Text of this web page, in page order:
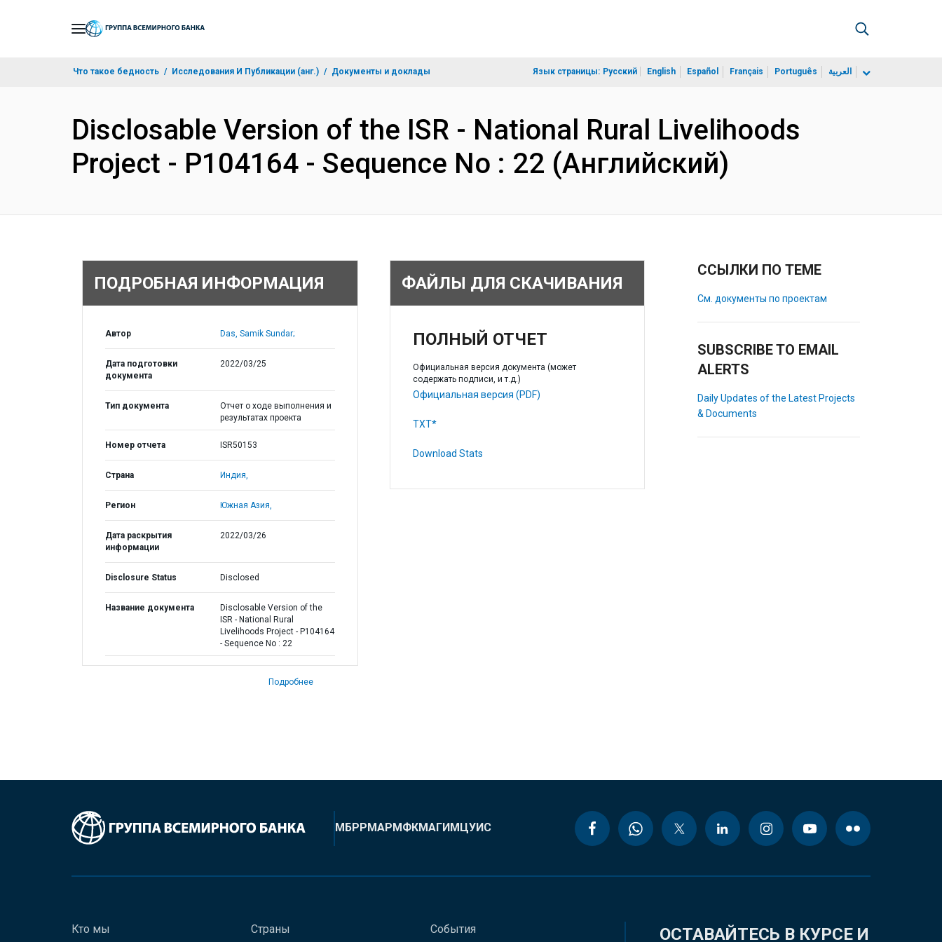
Что такое бедность Исследования И Публикации (анг.) Документы и доклады Язык страницы: Русский English Español Français Português العربية
Disclosable Version of the ISR - National Rural Livelihoods
Project - P104164 - Sequence No : 22 (Английский)
ПОДРОБНАЯ ИНФОРМАЦИЯ
Автор Das, Samik Sundar;
Дата подготовки
документа
2022/03/25
Тип документа
Отчет о ходе выполнения и
результатах проекта
Номер отчета ISR50153
Страна Индия,
Регион Южная Азия,
Дата раскрытия
информации
2022/03/26
Disclosure Status Disclosed
Название документа
Disclosable Version of the
ISR - National Rural
Livelihoods Project - P104164
- Sequence No : 22
Подробнее
ФАЙЛЫ ДЛЯ СКАЧИВАНИЯ
ПОЛНЫЙ ОТЧЕТ
Официальная версия документа (может
содержать подписи, и т.д.)
Официальная версия (PDF)
TXT*
Download Stats
ССЫЛКИ ПО ТЕМЕ
См. документы по проектам
SUBSCRIBE TO EMAIL
ALERTS
Daily Updates of the Latest Projects
& Documents
МБРРМАРМФКМАГИМЦУИС
Кто мы Страны События ОСТАВАЙТЕСЬ В КУРСЕ И